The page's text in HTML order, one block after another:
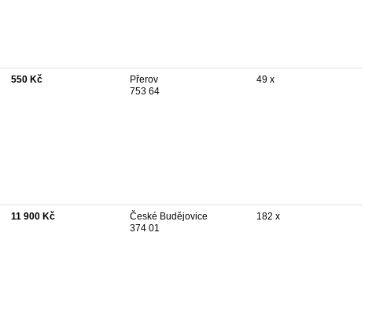
550 Kč
Přerov
753 64
49 x
11 900 Kč
České Budějovice
374 01
182 x